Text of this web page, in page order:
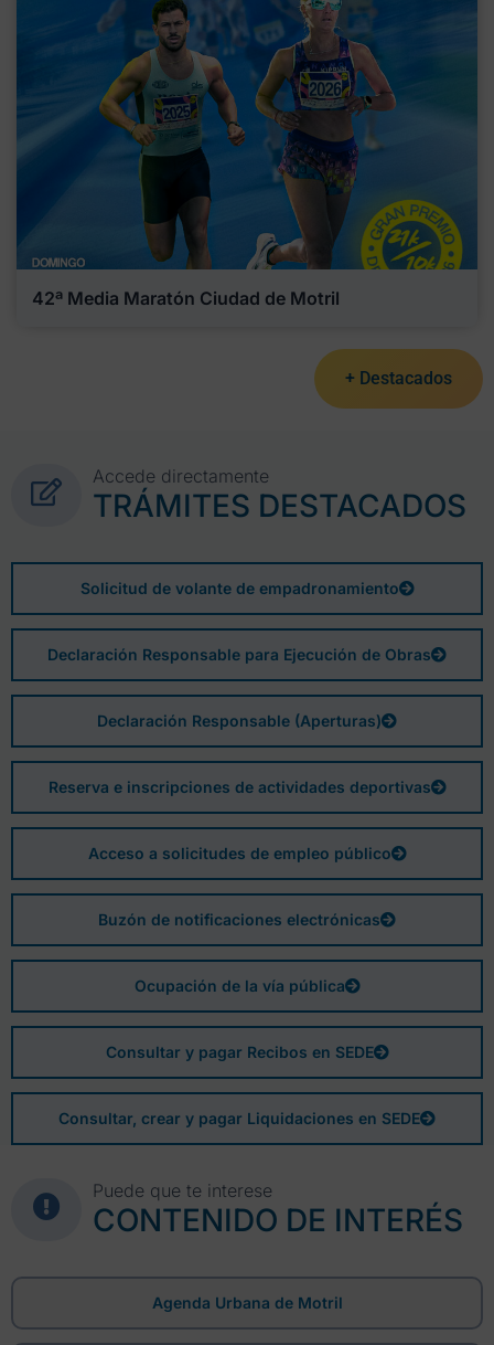
42ª Media Maratón Ciudad de Motril
+ Destacados
Accede directamente
TRÁMITES DESTACADOS
Solicitud de volante de empadronamiento
Declaración Responsable para Ejecución de Obras
Declaración Responsable (Aperturas)
Reserva e inscripciones de actividades deportivas
Acceso a solicitudes de empleo público
Buzón de notificaciones electrónicas
Ocupación de la vía pública
Consultar y pagar Recibos en SEDE
Consultar, crear y pagar Liquidaciones en SEDE
Puede que te interese
CONTENIDO DE INTERÉS
Agenda Urbana de Motril